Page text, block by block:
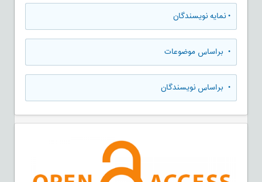
•نمایه نویسندگان
• براساس موضوعات
• براساس نویسندگان